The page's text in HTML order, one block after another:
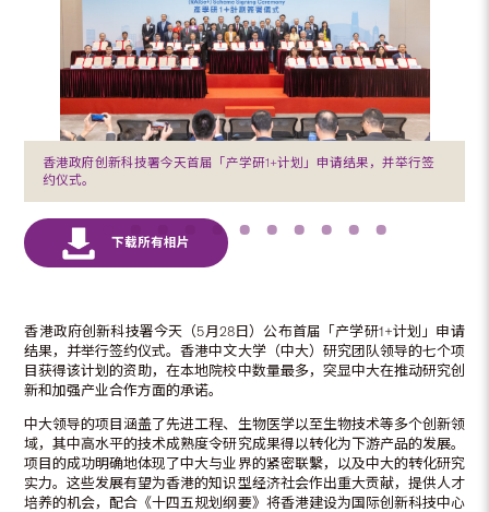
香港政府创新科技署今天首届「产学研1+计划」申请结果，并举行签
约仪式。
香港政府创新科技署今天（5月28日）公布首届「产学研1+计划」申请
结果，并举行签约仪式。香港中文大学（中大）研究团队领导的七个项
目获得该计划的资助，在本地院校中数量最多，突显中大在推动研究创
新和加强产业合作方面的承诺。
中大领导的项目涵盖了先进工程、生物医学以至生物技术等多个创新领
域，其中高水平的技术成熟度令研究成果得以转化为下游产品的发展。
项目的成功明确地体现了中大与业界的紧密联繫，以及中大的转化研究
实力。这些发展有望为香港的知识型经济社会作出重大贡献，提供人才
培养的机会，配合《十四五规划纲要》将香港建设为国际创新科技中心